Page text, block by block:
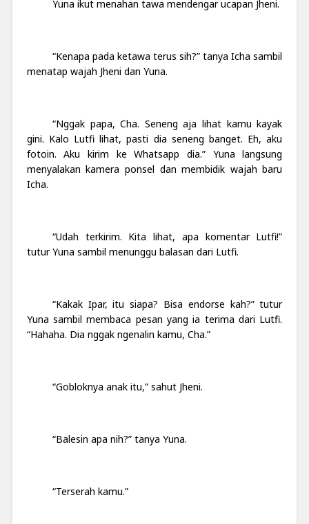
Yuna ikut menahan tawa mendengar ucapan Jheni.
“Kenapa pada ketawa terus sih?” tanya Icha sambil
menatap wajah Jheni dan Yuna.
“Nggak papa, Cha. Seneng aja lihat kamu kayak
gini. Kalo Lutfi lihat, pasti dia seneng banget. Eh, aku
fotoin. Aku kirim ke Whatsapp dia.” Yuna langsung
menyalakan kamera ponsel dan membidik wajah baru
Icha.
“Udah terkirim. Kita lihat, apa komentar Lutfi!”
tutur Yuna sambil menunggu balasan dari Lutfi.
“Kakak Ipar, itu siapa? Bisa endorse kah?” tutur
Yuna sambil membaca pesan yang ia terima dari Lutfi.
“Hahaha. Dia nggak ngenalin kamu, Cha.”
“Gobloknya anak itu,” sahut Jheni.
“Balesin apa nih?” tanya Yuna.
“Terserah kamu.”